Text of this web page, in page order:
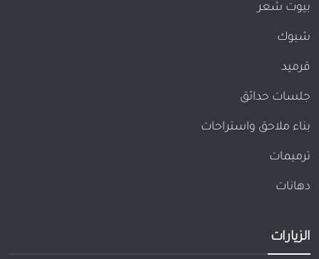
بيوت شعر
شبوك
قرميد
جلسات حدائق
بناء ملاحق واستراحات
ترميمات
دهانات
الزيارات